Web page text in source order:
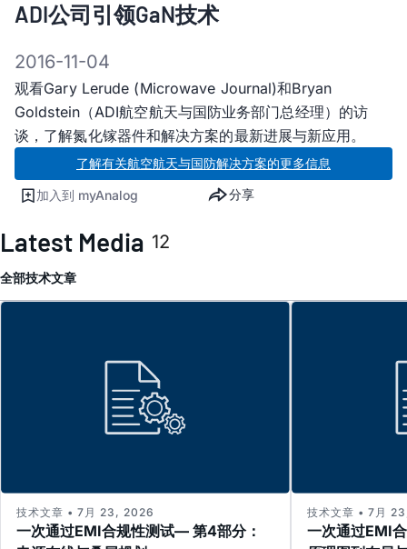
Video
ADI公司引领GaN技术
2016-11-04
观看Gary Lerude (Microwave Journal)和Bryan
Goldstein（ADI航空航天与国防业务部门总经理）的访
谈，了解氮化镓器件和解决方案的最新进展与新应用。
了解有关航空航天与国防解决方案的更多信息
加入到 myAnalog 分享
Latest Media 12
全部技术文章
一次通过EMI合规性测试— 第4部分：
技术文章 • 7月 23, 2026
一次通过EMI
技术文章 • 7月